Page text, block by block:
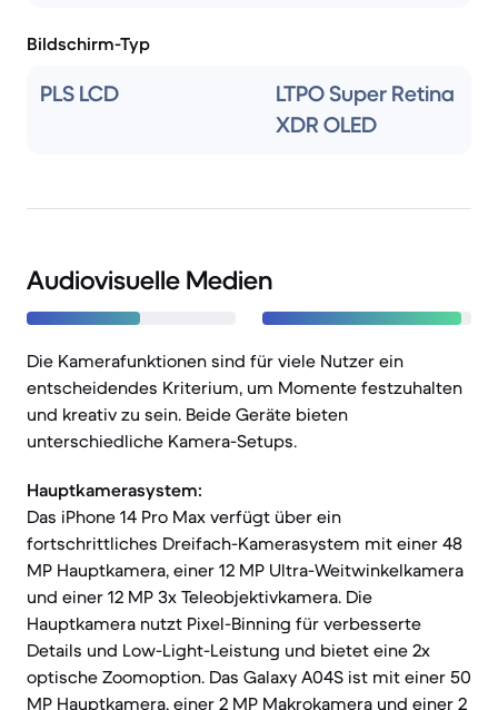
Bildschirm-Typ
PLS LCD
LTPO Super Retina
XDR OLED
Audiovisuelle Medien
Die Kamerafunktionen sind für viele Nutzer ein
entscheidendes Kriterium, um Momente festzuhalten
und kreativ zu sein. Beide Geräte bieten
unterschiedliche Kamera-Setups.
Hauptkamerasystem:
Das iPhone 14 Pro Max verfügt über ein
fortschrittliches Dreifach-Kamerasystem mit einer 48
MP Hauptkamera, einer 12 MP Ultra-Weitwinkelkamera
und einer 12 MP 3x Teleobjektivkamera. Die
Hauptkamera nutzt Pixel-Binning für verbesserte
Details und Low-Light-Leistung und bietet eine 2x
optische Zoomoption. Das Galaxy A04S ist mit einer 50
MP Hauptkamera, einer 2 MP Makrokamera und einer 2